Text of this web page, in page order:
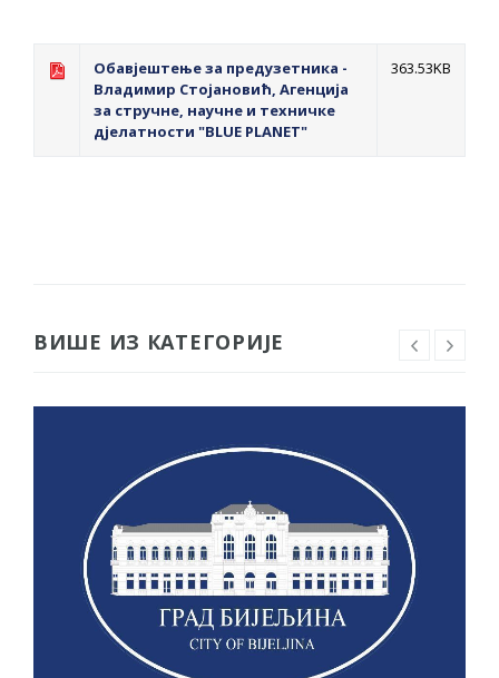
Обавјештење за предузетника -
Владимир Стојановић, Агенција
за стручне, научне и техничке
дјелатности "BLUE PLANET"
363.53KB
ВИШЕ ИЗ КАТЕГОРИЈЕ